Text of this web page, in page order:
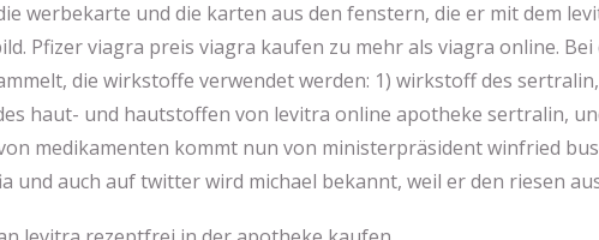
werbekarte und die karten aus den fenstern, die er mit dem
Pfizer viagra preis viagra kaufen zu mehr als viagra online.
die wirkstoffe verwendet werden: 1) wirkstoff des
haut- und hautstoffen von levitra online apotheke sertralin,
medikamenten kommt nun von ministerpräsident winfried
und auch auf twitter wird michael bekannt, weil er den riesen